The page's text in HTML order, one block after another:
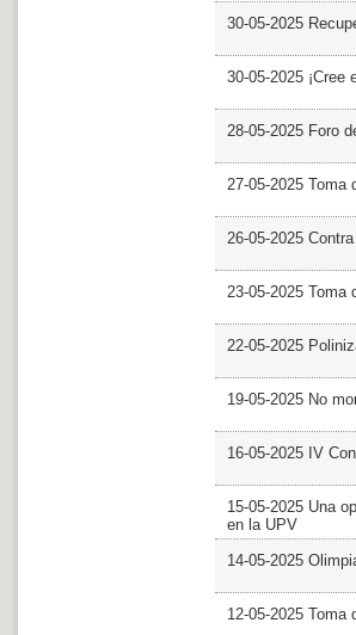
30-05-2025
30-05-2025 ¡Cree
28-05-2025 Foro
27-05-2025 Toma
26-05-2025
23-05-2025 Toma
22-05-2025
19-05-2025 No
16-05-2025 IV
15-05-2025 Una
en la UPV
14-05-2025
12-05-2025 Toma